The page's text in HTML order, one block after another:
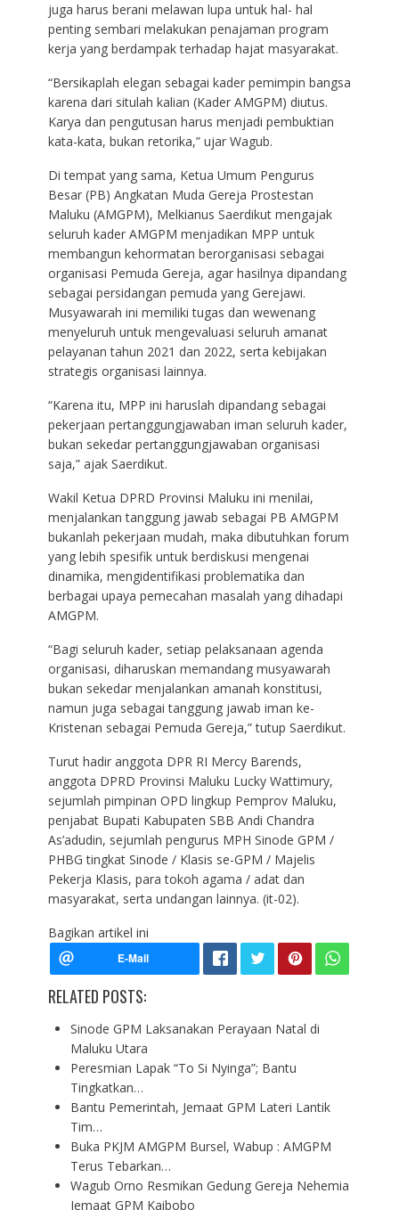
juga harus berani melawan lupa untuk hal- hal
penting sembari melakukan penajaman program
kerja yang berdampak terhadap hajat masyarakat.
“Bersikaplah elegan sebagai kader pemimpin bangsa
karena dari situlah kalian (Kader AMGPM) diutus.
Karya dan pengutusan harus menjadi pembuktian
kata-kata, bukan retorika,” ujar Wagub.
Di tempat yang sama, Ketua Umum Pengurus
Besar (PB) Angkatan Muda Gereja Prostestan
Maluku (AMGPM), Melkianus Saerdikut mengajak
seluruh kader AMGPM menjadikan MPP untuk
membangun kehormatan berorganisasi sebagai
organisasi Pemuda Gereja, agar hasilnya dipandang
sebagai persidangan pemuda yang Gerejawi.
Musyawarah ini memiliki tugas dan wewenang
menyeluruh untuk mengevaluasi seluruh amanat
pelayanan tahun 2021 dan 2022, serta kebijakan
strategis organisasi lainnya.
“Karena itu, MPP ini haruslah dipandang sebagai
pekerjaan pertanggungjawaban iman seluruh kader,
bukan sekedar pertanggungjawaban organisasi
saja,” ajak Saerdikut.
Wakil Ketua DPRD Provinsi Maluku ini menilai,
menjalankan tanggung jawab sebagai PB AMGPM
bukanlah pekerjaan mudah, maka dibutuhkan forum
yang lebih spesifik untuk berdiskusi mengenai
dinamika, mengidentifikasi problematika dan
berbagai upaya pemecahan masalah yang dihadapi
AMGPM.
“Bagi seluruh kader, setiap pelaksanaan agenda
organisasi, diharuskan memandang musyawarah
bukan sekedar menjalankan amanah konstitusi,
namun juga sebagai tanggung jawab iman ke-
Kristenan sebagai Pemuda Gereja,” tutup Saerdikut.
Turut hadir anggota DPR RI Mercy Barends,
anggota DPRD Provinsi Maluku Lucky Wattimury,
sejumlah pimpinan OPD lingkup Pemprov Maluku,
penjabat Bupati Kabupaten SBB Andi Chandra
As’adudin, sejumlah pengurus MPH Sinode GPM /
PHBG tingkat Sinode / Klasis se-GPM / Majelis
Pekerja Klasis, para tokoh agama / adat dan
masyarakat, serta undangan lainnya. (it-02).
Bagikan artikel ini
RELATED POSTS:
Sinode GPM Laksanakan Perayaan Natal di
Maluku Utara
Peresmian Lapak “To Si Nyinga”; Bantu
Tingkatkan…
Bantu Pemerintah, Jemaat GPM Lateri Lantik
Tim…
Buka PKJM AMGPM Bursel, Wabup : AMGPM
Terus Tebarkan…
Wagub Orno Resmikan Gedung Gereja Nehemia
Jemaat GPM Kaibobo